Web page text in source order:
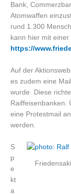
Bank,
Atomwaffen
rund 1.300
kann hier mit
https://
Auf der
es zudem eine
wurde. Diese
Raiffeisenbanken.
eine Protestmail
werden.
S
p
e
kt
a